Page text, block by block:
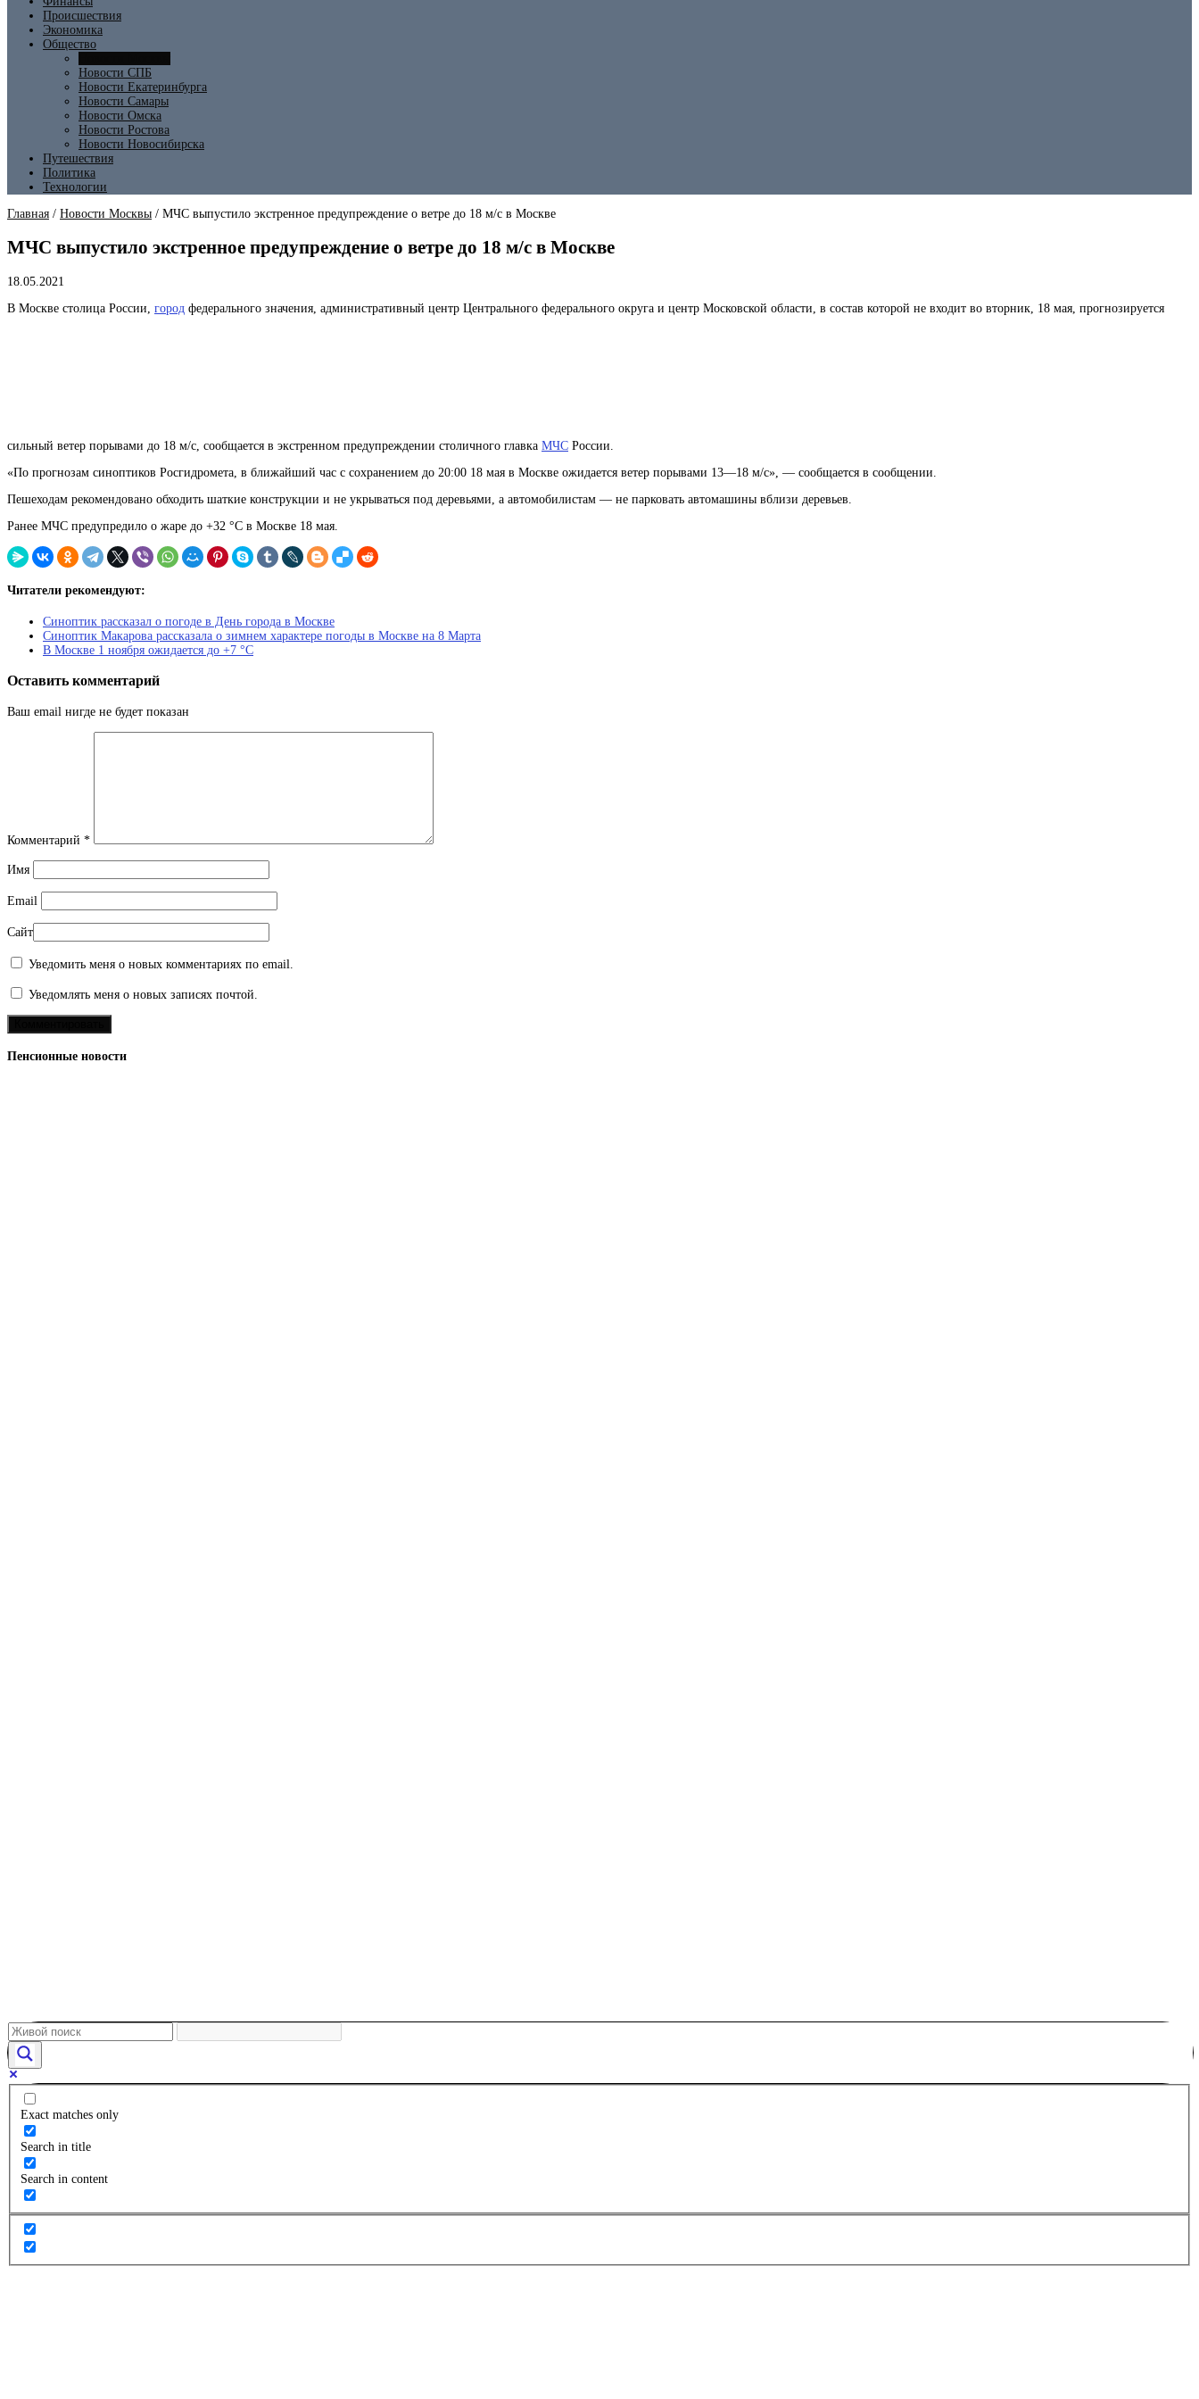
Происшествия
Экономика
Общество
Новости СПБ
Новости Екатеринбурга
Новости Самары
Новости Омска
Новости Ростова
Новости Новосибирска
Путешествия
Политика
Технологии
Главная / Новости Москвы / МЧС выпустило экстренное предупреждение о ветре до 18 м/с в Москве
МЧС выпустило экстренное предупреждение о ветре до 18 м/с в Москве
18.05.2021
В Москве столица России, город федерального значения, административный центр Центрального федерального округа и центр Московской области, в состав которой не входит во вторник, 18 мая, прогнозируется
сильный ветер порывами до 18 м/с, сообщается в экстренном предупреждении столичного главка МЧС России.
«По прогнозам синоптиков Росгидромета, в ближайший час с сохранением до 20:00 18 мая в Москве ожидается ветер порывами 13—18 м/с», — сообщается в сообщении.
Пешеходам рекомендовано обходить шаткие конструкции и не укрываться под деревьями, а автомобилистам — не парковать автомашины вблизи деревьев.
Ранее МЧС предупредило о жаре до +32 °С в Москве 18 мая.
Читатели рекомендуют:
Синоптик рассказал о погоде в День города в Москве
Синоптик Макарова рассказала о зимнем характере погоды в Москве на 8 Марта
В Москве 1 ноября ожидается до +7 °С
Оставить комментарий
Ваш email нигде не будет показан
Комментарий *
Имя
Email
Сайт
Уведомить меня о новых комментариях по email.
Уведомлять меня о новых записях почтой.
Пенсионные новости
Exact matches only
Search in title
Search in content